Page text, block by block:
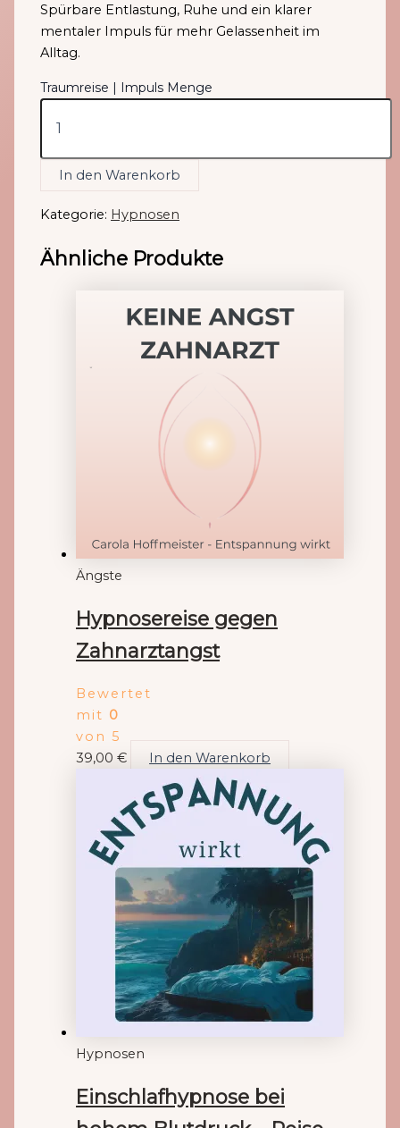
Spürbare Entlastung, Ruhe und ein klarer
mentaler Impuls für mehr Gelassenheit im
Alltag.
Traumreise | Impuls Menge
In den Warenkorb
Kategorie: Hypnosen
Ähnliche Produkte
Ängste
Hypnosereise gegen
Zahnarztangst
Bewertet
mit 0
von 5
39,00€ In den Warenkorb
Hypnosen
Einschlafhypnose bei